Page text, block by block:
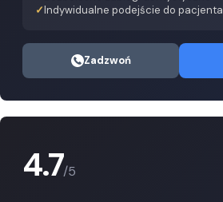
Indywidualne podejście do pacjenta
Zadzwoń
4.7/5